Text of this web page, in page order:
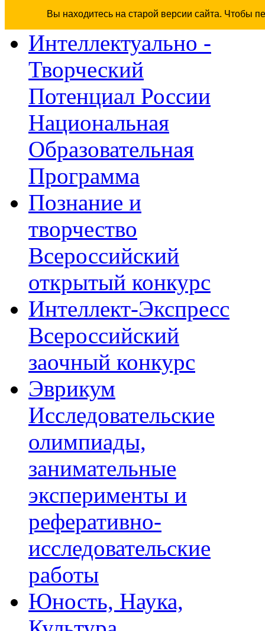
Вы находитесь на старой версии сайта. Чтобы
Интеллектуально -
Творческий
Потенциал России
Национальная
Образовательная
Программа
Познание и
творчество
Всероссийский
открытый конкурс
Интеллект-Экспресс
Всероссийский
заочный конкурс
Эврикум
Исследовательские
олимпиады,
занимательные
эксперименты и
реферативно-
исследовательские
работы
Юность, Наука,